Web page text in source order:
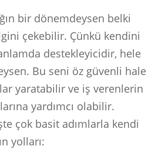
bir dönemdeysen belki
çekebilir. Çünkü kendini
destekleyicidir, hele
Bu seni öz güvenli hale
yaratabilir ve iş verenlerin
yardımcı olabilir.
çok basit adımlarla kendi
yolları: